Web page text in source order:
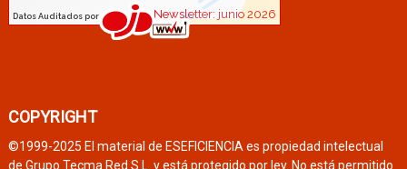
COPYRIGHT
©1999-2025 El material de ESEFICIENCIA es propiedad intelectual
de Grupo Tecma Red S.L. y está protegido por ley. No está permitido